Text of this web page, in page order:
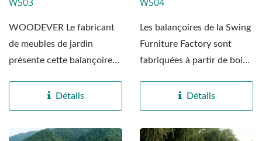
WOODEVER Le fabricant
de meubles de jardin
présente cette balançoire
Détails
Les balançoires de la Swing
Furniture Factory sont
fabriquées à partir de bois
Détails